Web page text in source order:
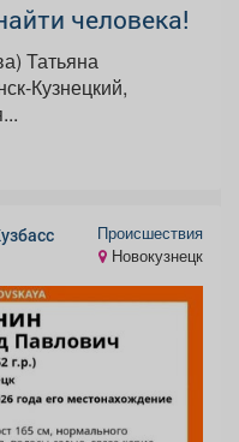
человека!
Татьяна
Кузнецкий,
Происшествия
Новокузнецк